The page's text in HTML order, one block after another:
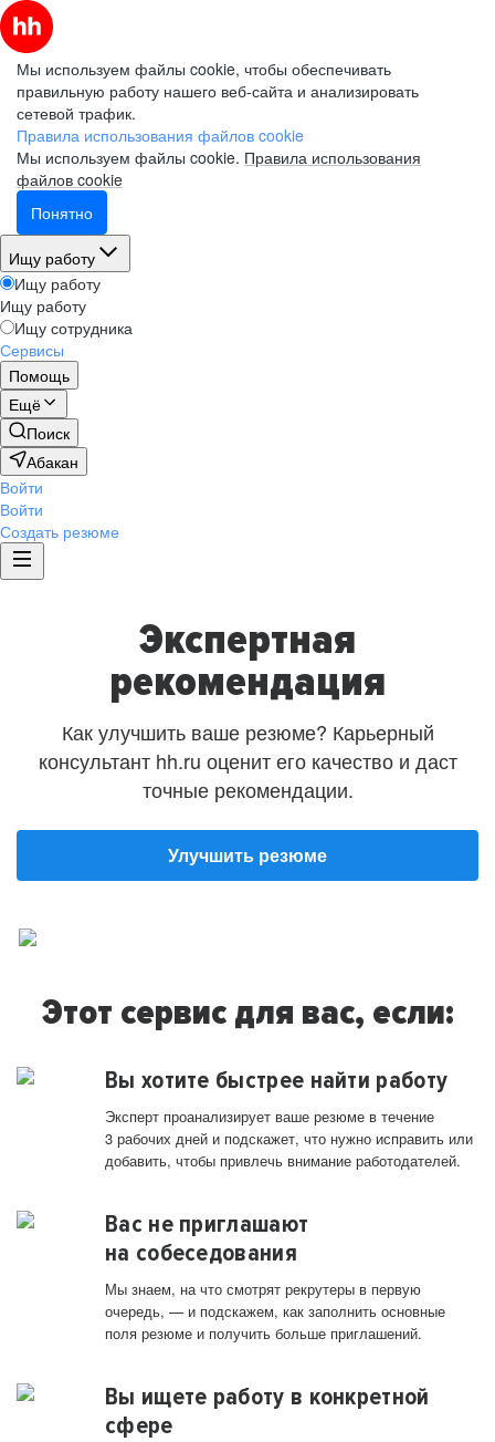
Мы используем файлы cookie, чтобы обеспечивать
правильную работу нашего веб-сайта и анализировать
сетевой трафик.
Правила использования файлов cookie
Мы используем файлы cookie. Правила использования
файлов cookie
Понятно
Ищу работу
Ищу работу
Ищу работу
Ищу сотрудника
Сервисы
Помощь
Ещё
Поиск
Абакан
Войти
Войти
Создать резюме
Экспертная
рекомендация
Как улучшить ваше резюме? Карьерный
консультант hh.ru оценит его качество и даст
точные рекомендации.
Улучшить резюме
Этот сервис для вас, если:
Вы хотите быстрее найти работу
Эксперт проанализирует ваше резюме в течение
3 рабочих дней и подскажет, что нужно исправить или
добавить, чтобы привлечь внимание работодателей.
Вас не приглашают
на собеседования
Мы знаем, на что смотрят рекрутеры в первую
очередь, — и подскажем, как заполнить основные
поля резюме и получить больше приглашений.
Вы ищете работу в конкретной
сфере